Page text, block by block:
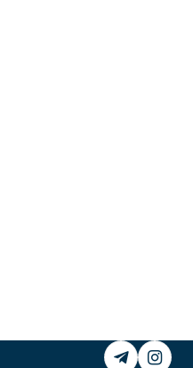
Instagram
Telegram